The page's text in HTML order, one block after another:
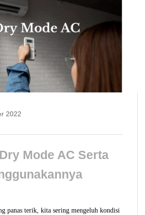
2022
Mode AC Serta
panas terik, kita sering mengeluh kondisi